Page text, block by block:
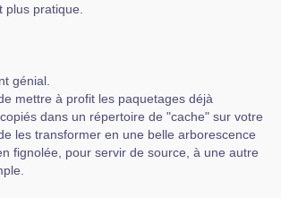
plus pratique.
génial.
mettre à profit les paquetages déjà
dans un répertoire de "cache" sur votre
de les transformer en une belle arborescence
fignolée, pour servir de source, à une autre